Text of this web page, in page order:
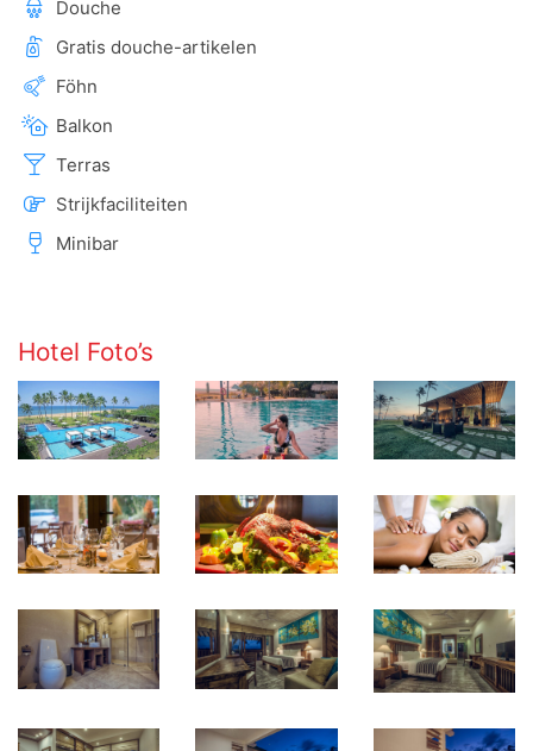
Douche
Gratis douche-artikelen
Föhn
Balkon
Terras
Strijkfaciliteiten
Minibar
Hotel Foto’s